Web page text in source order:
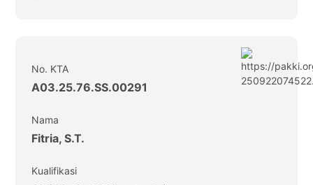
No. KTA
A03.25.76.SS.00291
Nama
Fitria, S.T.
Kualifikasi